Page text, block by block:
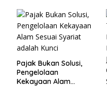
Pajak Bukan Solusi,
Pengelolaan
Kekayaan Alam